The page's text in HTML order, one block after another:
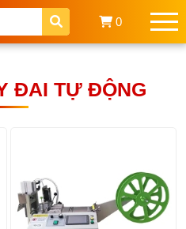
0
ĐAI TỰ ĐỘNG